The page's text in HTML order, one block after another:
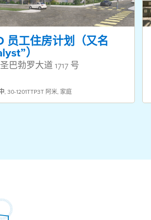
员工住房计划（又名
）
巴勃罗大道 1717 号
, 30-1201TTP3T 阿米, 家庭